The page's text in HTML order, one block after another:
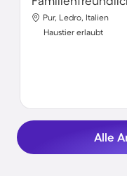
Pur, Ledro, Italien
Haustier erlaubt
Alle